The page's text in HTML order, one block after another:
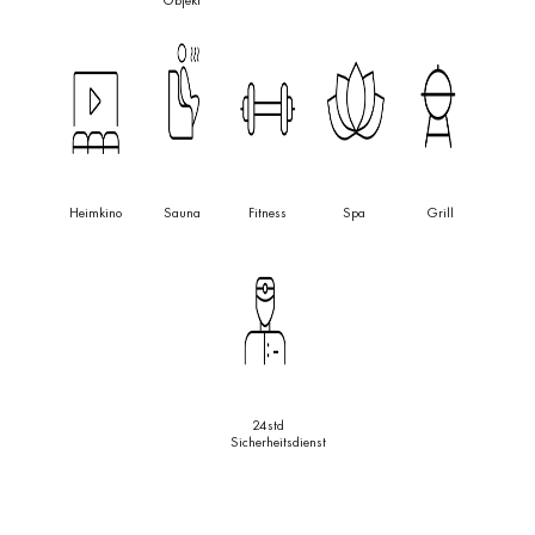
Die wunderschön gestaltete und hervorragend ausgestattete Villa
passt sich dem Familienleben an, wobei auf Komfort, Sicherheit
und Qualität geachtet wurde. Sie verfügt über geräumige Ess- und
hochwertigen Geräten, Wasch- und Abstellräume, ein Home
WCs. Das Haus wurde für einen exklusiven Lebensstil gebaut und
bietet auch Unterkünfte für das Personal und viel Platz zum
Entspannen und Unterhalten, sowohl drinnen als auch draußen. Du
kannst dein eigenes Fitnessstudio, Spa, Außen- und Innenpools,
nutzen. 8 Innenparkplätze in der privaten Garage und 4
Heimkino Sauna Fitness Spa Grill
24std
Sicherheitsdienst